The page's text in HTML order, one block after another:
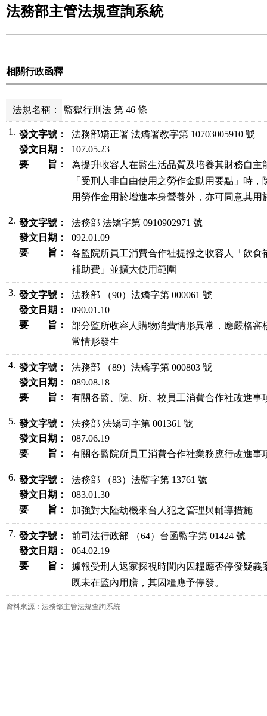
法務部主管法規查詢系統
相關行政函釋
法規名稱： 監獄行刑法 第 46 條
1. 發文字號：
法務部矯正署 法矯署教字第 10703005910 號
發文日期：
107.05.23
要 旨：
為提升收容人在監生活品質及培養其財務自主
「受刑人非自由使用之勞作金動用要點」時
用勞作金用於增進本身營養外，亦可同意其用
2. 發文字號：
法務部 法矯字第 0910902971 號
發文日期：
092.01.09
要 旨：
各監院所員工消費合作社提撥之收容人「飲食
補助費」並擴大使用範圍
3. 發文字號：
法務部 （90）法矯字第 000061 號
發文日期：
090.01.10
要 旨：
部分監所收容人購物消費情形異常，應嚴格審
常情形發生
4. 發文字號：
法務部 （89）法矯字第 000803 號
發文日期：
089.08.18
要 旨：
有關各監、院、所、校員工消費合作社改進事
5. 發文字號：
法務部 法矯司字第 001361 號
發文日期：
087.06.19
要 旨：
有關各監院所員工消費合作社業務應行改進事
6. 發文字號：
法務部 （83）法監字第 13761 號
發文日期：
083.01.30
要 旨：
加強對大陸劫機來台人犯之管理與輔導措施
7. 發文字號：
前司法行政部 （64）台函監字第 01424 號
發文日期：
064.02.19
要 旨：
據報受刑人返家探視時間內囚糧應否停發疑義
既未在監內用膳，其囚糧應予停發。
資料來源：法務部主管法規查詢系統